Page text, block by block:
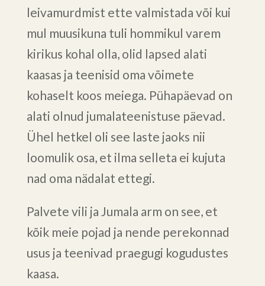
leivamurdmist ette valmistada või kui
mul muusikuna tuli hommikul varem
kirikus kohal olla, olid lapsed alati
kaasas ja teenisid oma võimete
kohaselt koos meiega. Pühapäevad on
alati olnud jumalateenistuse päevad.
Ühel hetkel oli see laste jaoks nii
loomulik osa, et ilma selleta ei kujuta
nad oma nädalat ettegi.
Palvete vili ja Jumala arm on see, et
kõik meie pojad ja nende perekonnad
usus ja teenivad praegugi kogudustes
kaasa.